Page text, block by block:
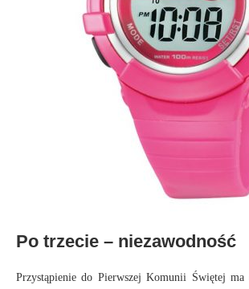
Po trzecie – niezawodność
Przystąpienie do Pierwszej Komunii Świętej